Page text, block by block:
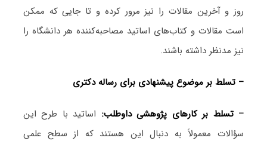
روز و آخرین مقالات را نیز مرور کرده و تا جایی که ممکن
است مقالات و کتاب‌های اساتید مصاحبه‌کننده هر دانشگاه را
نیز مدنظر داشته باشند.
– تسلط بر موضوع پیشنهادی برای رساله دکتری
–تسلط بر کارهای پژوهشی داوطلب: اساتید با طرح این
سؤالات معمولاً به دنبال این هستند که از سطح علمی